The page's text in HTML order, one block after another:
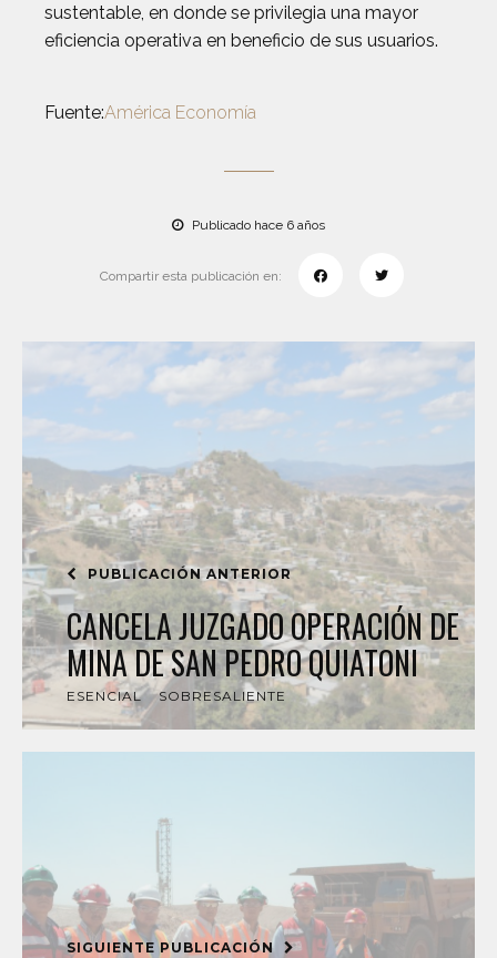
sustentable, en donde se privilegia una mayor
eficiencia operativa en beneficio de sus usuarios.
Fuente:América Economía
Publicado hace 6 años
Compartir esta publicación en:
PUBLICACIÓN ANTERIOR
CANCELA JUZGADO OPERACIÓN DE
MINA DE SAN PEDRO QUIATONI
ESENCIAL SOBRESALIENTE
SIGUIENTE PUBLICACIÓN